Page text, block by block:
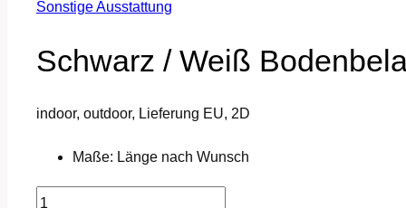
Sonstige Ausstattung
Schwarz / Weiß
indoor, outdoor, Lieferung EU, 2D
Maße: Länge nach Wunsch
Schwarz